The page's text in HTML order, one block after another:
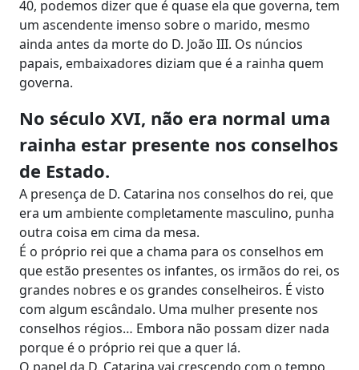
40, podemos dizer que é quase ela que governa, tem
um ascendente imenso sobre o marido, mesmo
ainda antes da morte do D. João III. Os núncios
papais, embaixadores diziam que é a rainha quem
governa.
No século XVI, não era normal uma
rainha estar presente nos conselhos
de Estado.
A presença de D. Catarina nos conselhos do rei, que
era um ambiente completamente masculino, punha
outra coisa em cima da mesa.
É o próprio rei que a chama para os conselhos em
que estão presentes os infantes, os irmãos do rei, os
grandes nobres e os grandes conselheiros. É visto
com algum escândalo. Uma mulher presente nos
conselhos régios… Embora não possam dizer nada
porque é o próprio rei que a quer lá.